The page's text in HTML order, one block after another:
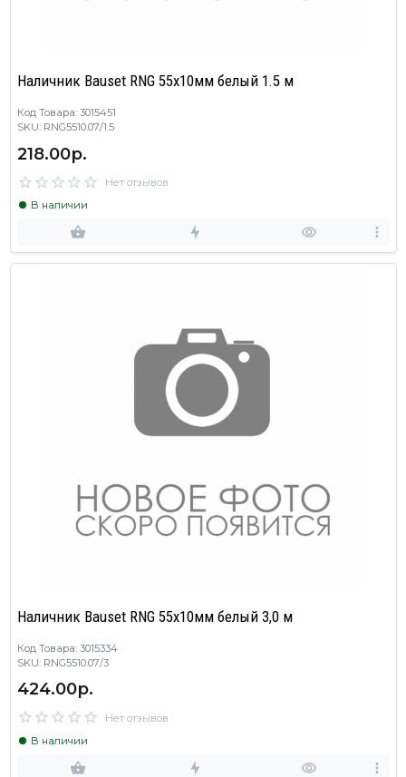
Наличник Bauset RNG 55х10мм белый 1.5 м
Код Товара: 3015451
SKU: RNG5510.07/1.5
218.00р.
Нет отзывов
В наличии
Наличник Bauset RNG 55х10мм белый 3,0 м
Код Товара: 3015334
SKU: RNG5510.07/3
424.00р.
Нет отзывов
В наличии